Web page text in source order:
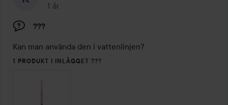
1 år
Inlägget skapades 1 år
???
Kan man använda den i vattenlinjen?
1 PRODUKT I INLÄGGET ???